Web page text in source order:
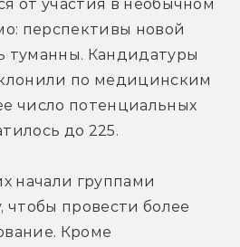
от участия в необычном
перспективы новой
туманны. Кандидатуры
по медицинским
число потенциальных
до 225.
начали группами
чтобы провести более
Кроме